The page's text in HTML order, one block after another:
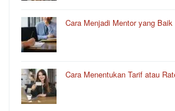
Cara Menjadi Mentor yang
Cara Menentukan Tarif atau